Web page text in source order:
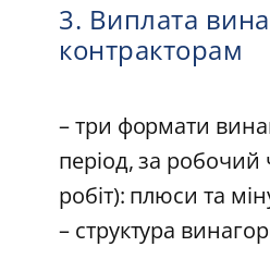
3. Виплата
контракторам
– три формати
період, за робочий
робіт): плюси та
– структура